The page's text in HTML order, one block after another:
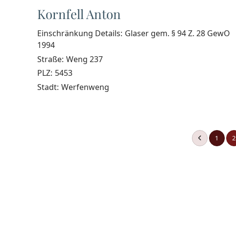
Kornfell Anton
Einschränkung Details: Glaser gem. § 94 Z. 28 GewO
1994
Straße: Weng 237
PLZ: 5453
Stadt: Werfenweng
1 2